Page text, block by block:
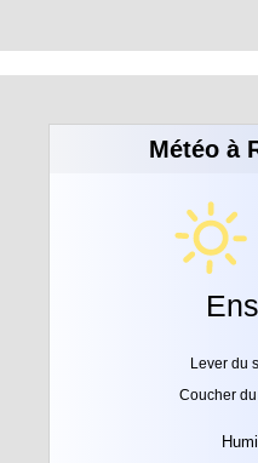
Météo à
Lever du
Coucher